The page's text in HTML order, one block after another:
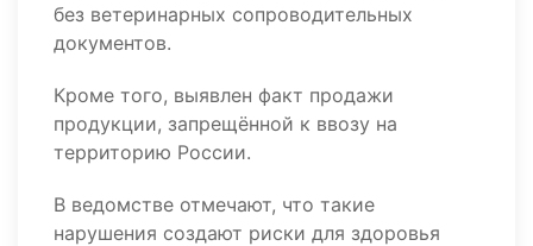
без ветеринарных сопроводительных
документов.
Кроме того, выявлен факт продажи
продукции, запрещённой к ввозу на
территорию России.
В ведомстве отмечают, что такие
нарушения создают риски для здоровья